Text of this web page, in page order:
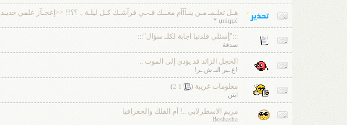
هـل تعلـمـ مـن ينـآآآم معــك فـ-ـي فرآشـك كـل ليلـة ,. ؟؟!! <<إعجـآز علمي جديـد
џпiqџέ *
:::"أٍسئلي فلدنيا اجابة لكلـ سؤال":::
صدفة
الخجل الزائد قد يؤدي إلى الموت ..
!غ ـير البـ ش ـر!
معلومات غريبة (
1
2
)
ايتن
مريم الاسطرلابي ..! أم الفلك والجغرافيا
Boshasha